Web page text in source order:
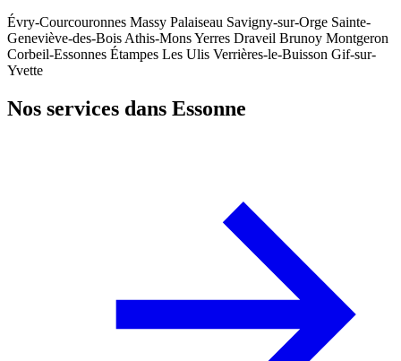
Évry-Courcouronnes Massy Palaiseau Savigny-sur-Orge Sainte-
Geneviève-des-Bois Athis-MonsYerres Draveil Brunoy Montgeron
Corbeil-Essonnes Étampes Les Ulis Verrières-le-Buisson Gif-sur-
Yvette
Nos services dans Essonne